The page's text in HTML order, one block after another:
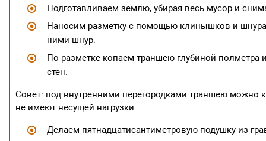
Подготавливаем землю, убирая весь мусор и
Наносим разметку с помощью клинышков и
ними шнур.
По разметке копаем траншею глубиной
стен.
Совет: под внутренними перегородками траншею можно
не имеют несущей нагрузки.
Делаем пятнадцатисантиметровую подушку из